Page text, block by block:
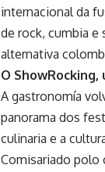
internacional da
de rock, cumbia e
alternativa
O
A gastronomía
panorama dos
culinaria e a
Comisariado polo